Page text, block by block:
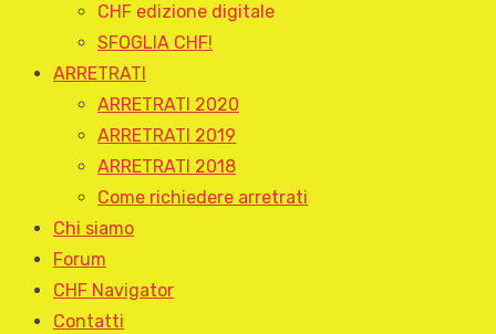
CHF edizione digitale
SFOGLIA CHF!
ARRETRATI
ARRETRATI 2020
ARRETRATI 2019
ARRETRATI 2018
Come richiedere arretrati
Chi siamo
Forum
CHF Navigator
Contatti